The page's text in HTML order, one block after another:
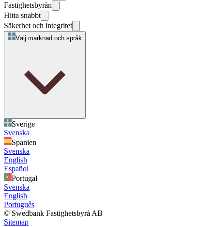
Fastighetsbyrån
Hitta snabbt
Säkerhet och integritet
Välj marknad och språk
Sverige
Svenska
Spanien
Svenska
English
Español
Portugal
Svenska
English
Português
© Swedbank Fastighetsbyrå AB
Sitemap